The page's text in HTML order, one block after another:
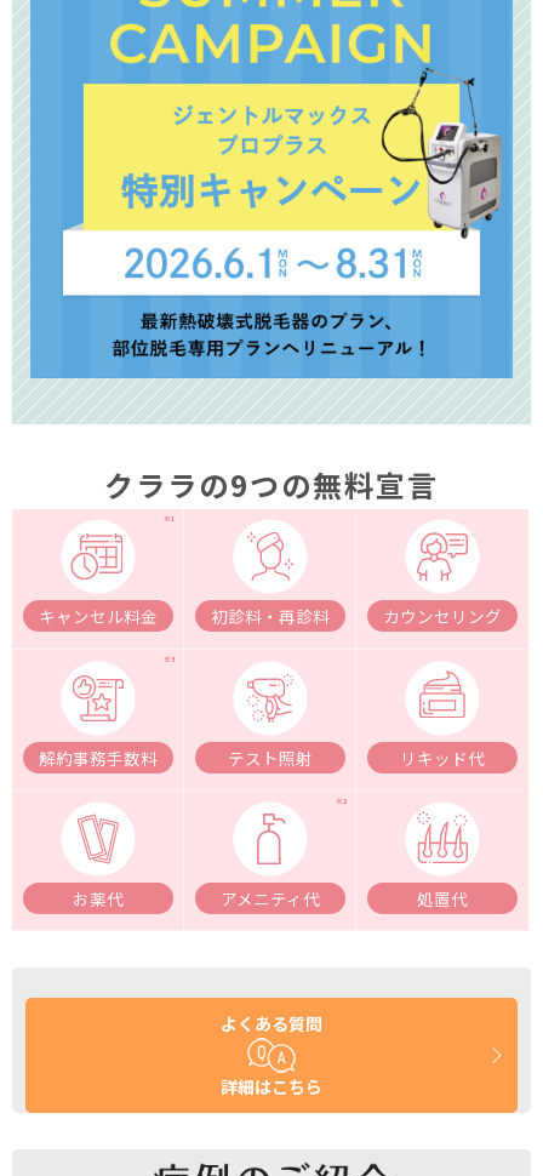
クララの9つの無料宣言
キャンセル料金 初診料・再診料 カウンセリング
解約事務手数料 テスト照射 リキッド代
お薬代 アメニティ代 処置代
よくある質問
詳細はこちら